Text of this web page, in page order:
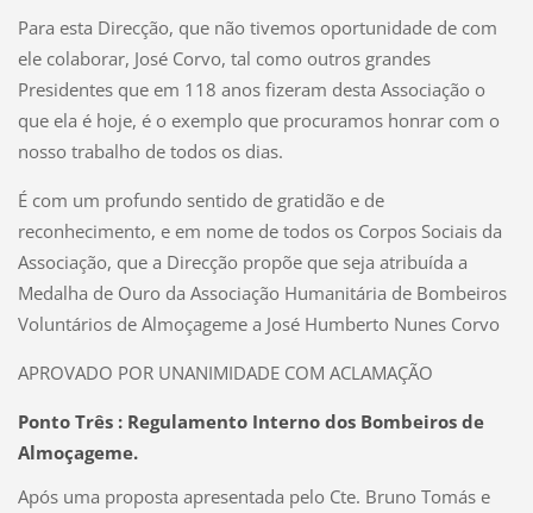
Para esta Direcção, que não tivemos oportunidade de com
ele colaborar, José Corvo, tal como outros grandes
Presidentes que em 118 anos fizeram desta Associação o
que ela é hoje, é o exemplo que procuramos honrar com o
nosso trabalho de todos os dias.
É com um profundo sentido de gratidão e de
reconhecimento, e em nome de todos os Corpos Sociais da
Associação, que a Direcção propõe que seja atribuída a
Medalha de Ouro da Associação Humanitária de Bombeiros
Voluntários de Almoçageme a José Humberto Nunes Corvo
APROVADO POR UNANIMIDADE COM ACLAMAÇÃO
Ponto Três : Regulamento Interno dos Bombeiros de
Almoçageme.
Após uma proposta apresentada pelo Cte. Bruno Tomás e